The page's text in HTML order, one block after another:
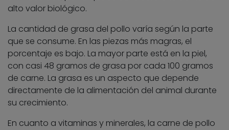
alto valor biológico.
La cantidad de grasa del pollo varía según la parte
que se consume. En las piezas más magras, el
porcentaje es bajo. La mayor parte está en la piel,
con casi 48 gramos de grasa por cada 100 gramos
de carne. La grasa es un aspecto que depende
directamente de la alimentación del animal durante
su crecimiento.
En cuanto a vitaminas y minerales, la carne de pollo